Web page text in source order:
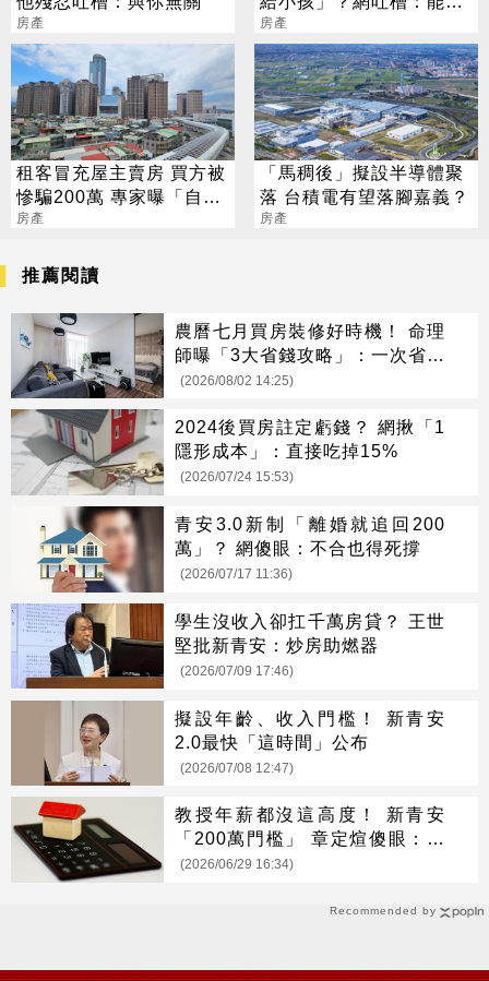
房產
房就不差這點錢
房產
租客冒充屋主賣房 買方被
慘騙200萬 專家曝「自保
2關鍵」
房產
「馬稠後」擬設半導體聚
落 台積電有望落腳嘉義？
房產
Recommended by
推薦閱讀
農曆七月買房裝修好時機！ 命理
師曝「3大省錢攻略」：一次省很
大
(2026/08/02 14:25)
2024後買房註定虧錢？ 網揪「1
隱形成本」：直接吃掉15%
(2026/07/24 15:53)
青安3.0新制「離婚就追回200
萬」？ 網傻眼：不合也得死撐
(2026/07/17 11:36)
學生沒收入卻扛千萬房貸？ 王世
堅批新青安：炒房助燃器
(2026/07/09 17:46)
擬設年齡、收入門檻！ 新青安
2.0最快「這時間」公布
(2026/07/08 12:47)
教授年薪都沒這高度！ 新青安
「200萬門檻」 章定煊傻眼：真
是大德政
(2026/06/29 16:34)